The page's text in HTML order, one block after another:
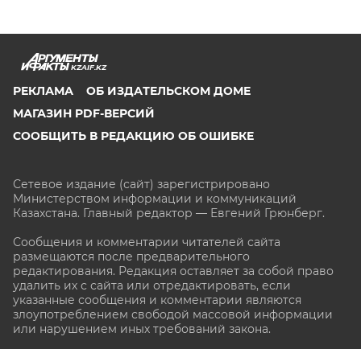
KZAIF.KZ
РЕКЛАМА
ОБ ИЗДАТЕЛЬСКОМ ДОМЕ
МАГАЗИН PDF-ВЕРСИЙ
СООБЩИТЬ В РЕДАКЦИЮ ОБ ОШИБКЕ
Сетевое издание (сайт) зарегистрировано
Министерством информации и коммуникаций
Казахстана. Главный редактор — Евгений Грюнберг.
Сообщения и комментарии читателей сайта
размещаются после предварительного
редактирования. Редакция оставляет за собой право
удалить их с сайта или отредактировать, если
указанные сообщения и комментарии являются
злоупотреблением свободой массовой информации
или нарушением иных требований закона.